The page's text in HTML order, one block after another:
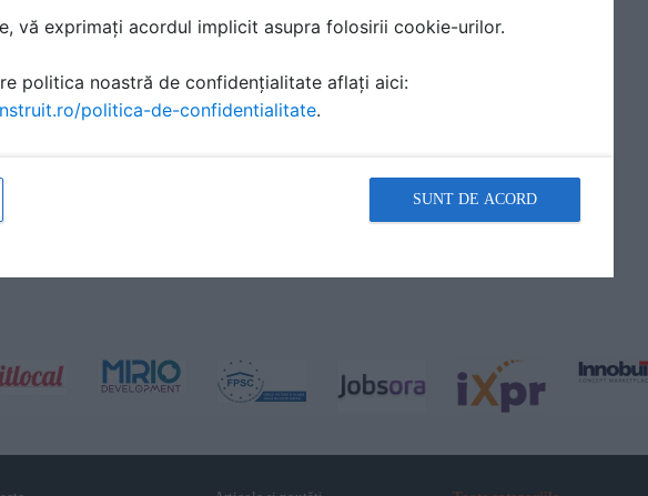
vă exprimați acordul implicit asupra folosirii cookie-urilor.
politica noastră de confidențialitate aflați aici:
politica-de-confidentialitate.
SUNT DE ACORD